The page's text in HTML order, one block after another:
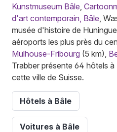
Kunstmuseum Bâle
d'art contemporain, Bâle ,
musée d'histoire de
aéroports les plus près du
Mulhouse-Fribourg (5 km),
Trabber présente 64 hôtels
cette ville de Suisse.
Hôtels à Bâle
Voitures à Bâle